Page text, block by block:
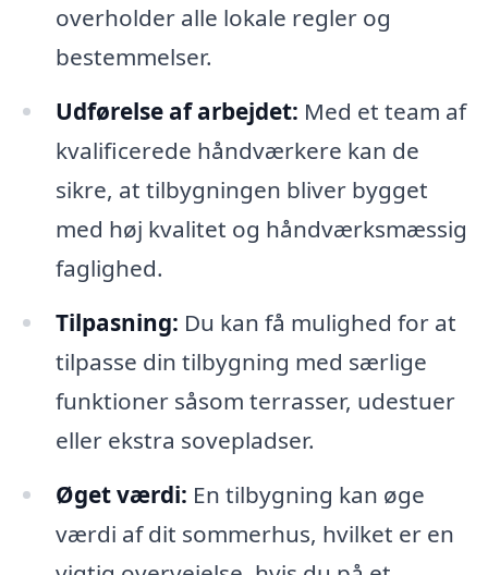
overholder alle lokale regler og
bestemmelser.
Udførelse af arbejdet: Med et team af
kvalificerede håndværkere kan de
sikre, at tilbygningen bliver bygget
med høj kvalitet og håndværksmæssig
faglighed.
Tilpasning: Du kan få mulighed for at
tilpasse din tilbygning med særlige
funktioner såsom terrasser, udestuer
eller ekstra sovepladser.
Øget værdi: En tilbygning kan øge
værdi af dit sommerhus, hvilket er en